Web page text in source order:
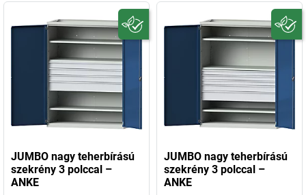
JUMBO nagy teherbírású
szekrény 3 polccal –
ANKE
JUMBO nagy teherbírású
szekrény 3 polccal –
ANKE